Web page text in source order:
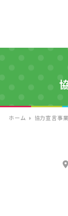
ホーム 協力宣言事